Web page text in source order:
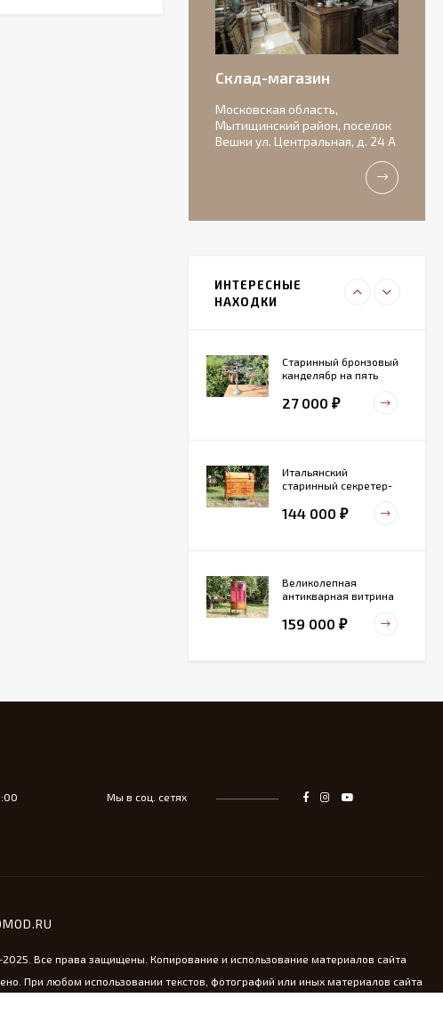
Склад-магазин
Московская область,
Мытищинский район, поселок
Вешки ул. Центральная, д. 24 А
ИНТЕРЕСНЫЕ
НАХОДКИ
Антикварная
бисквитная
композиция с
156 000
Очаровательные
Идеальное состояние.
фарфоровый
светильник
27 000
Старинный бронзовый
канделябр на пять
27 000 ₽
Итальянский
старинный секретер-
144 000 ₽
Великолепная
антикварная витрина
159 000 ₽
Тарелка для
13 800₽
Мы в соц. сетях
Все права защищены. Копирование и использование материалов сайта
При любом использовании текстов, фотографий или иных материалов сайта